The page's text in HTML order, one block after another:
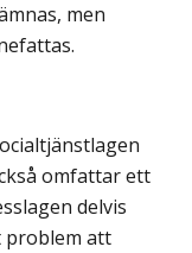
men
omfattar ett
delvis
problem att